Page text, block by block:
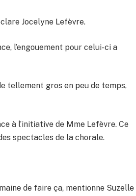
Jocelyne Lefèvre.
l’engouement pour celui-ci a
tellement gros en peu de temps,
à l’initiative de Mme Lefèvre. Ce
spectacles de la chorale.
de faire ça, mentionne Suzelle